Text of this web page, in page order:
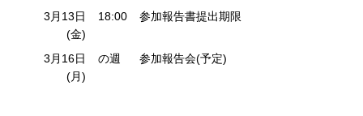
3月13日
(金)
18:00 参加報告書提出期限
3月16日
(月)
の週 参加報告会(予定)